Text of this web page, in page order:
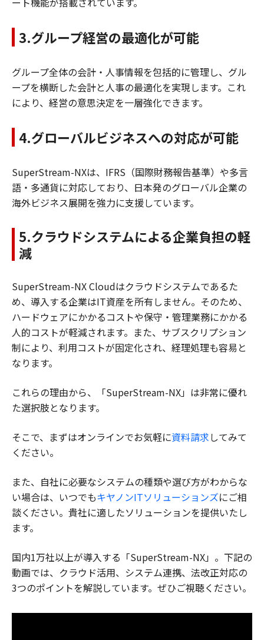
3.グループ経営の最適化が可能
グループ全体の会計・人事情報を包括的に管理し、グル
ープを横断した会計と人事の最適化を実現します。これ
により、経営の意思決定を一層強化できます。
4.グローバルビジネスへの対応が可能
SuperStream-NXは、IFRS（国際財務報告基準）や多言
語・多通貨に対応しており、日本発のグローバル企業の
海外ビジネス展開を強力に支援しています。
5.クラウドシステムによる企業負担の軽
減
SuperStream-NX Cloudはクラウドシステムであるた
め、導入する企業はIT資産を所有しません。そのため、
ハードウェアにかかるコストや保守・管理業務にかかる
人的コストが軽減されます。また、サブスクリプション
制により、利用コストが固定化され、経理処理も容易と
なります。
これらの理由から、「SuperStream-NX」は非常に優れ
た選択肢となります。
そこで、まずはオンラインでお気軽に資料請求してみて
ください。
また、自社に必要なシステムの種類や選び方がわからな
い場合は、いつでもキヤノンITソリューションズにご相
談ください。貴社に適したソリューションを提供いたし
ます。
国内1万社以上が導入する「SuperStream-NX」。下記の
動画では、クラウド活用、システム連携、法改正対応の
3つのポイントを解説しています。ぜひご視聴ください。